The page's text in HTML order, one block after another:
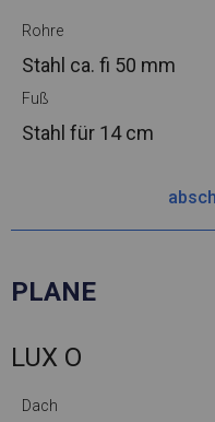
Rohre
Stahl ca. fi 50 mm
Fuß
Stahl für 14 cm
PLANE
LUX O
Dach